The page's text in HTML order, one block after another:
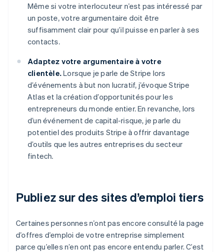
Même si votre interlocuteur n’est pas intéressé par
un poste, votre argumentaire doit être
suffisamment clair pour qu’il puisse en parler à ses
contacts.
Adaptez votre argumentaire à votre
clientèle. Lorsque je parle de Stripe lors
d’événements à but non lucratif, j’évoque Stripe
Atlas et la création d’opportunités pour les
entrepreneurs du monde entier. En revanche, lors
d’un événement de capital-risque, je parle du
potentiel des produits Stripe à offrir davantage
d’outils que les autres entreprises du secteur
fintech.
Publiez sur des sites d’emploi tiers
Certaines personnes n’ont pas encore consulté la page
d’offres d’emploi de votre entreprise simplement
parce qu’elles n’en ont pas encore entendu parler. C’est